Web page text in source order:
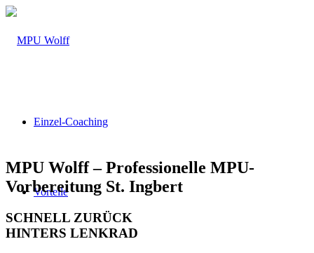
Einzel-Coaching
Vorteile
MPU Wolff – Professionelle MPU-
Vorbereitung St. Ingbert
SCHNELL ZURÜCK
HINTERS LENKRAD